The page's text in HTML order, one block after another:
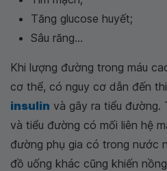
Tăng glucose huyết;
Sâu răng...
Khi lượng đường trong máu
cơ thể, có nguy cơ dẫn đến
insulin và gây ra tiểu đường.
và tiểu đường có mối liên hệ
đường phụ gia có trong nước
đồ uống khác cũng khiến